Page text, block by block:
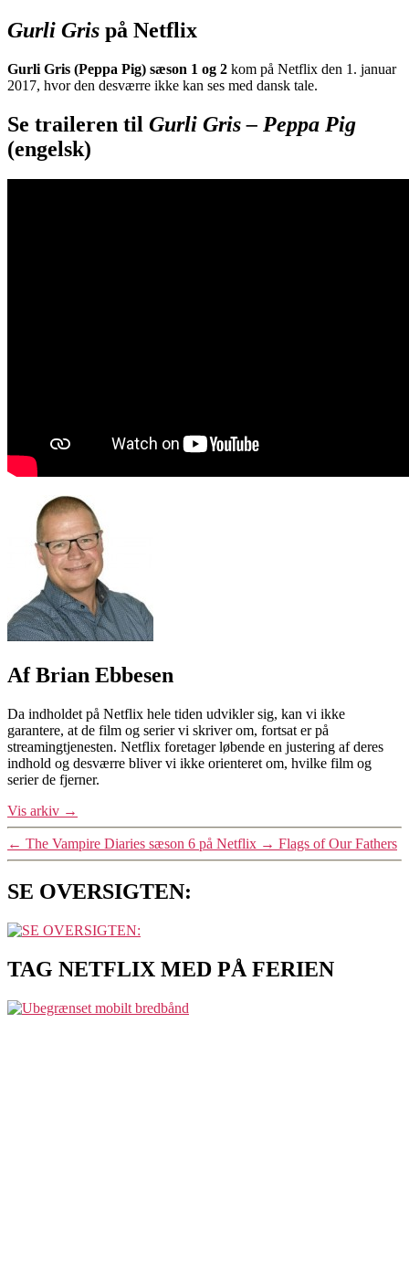
Gurli Gris på Netflix
Gurli Gris (Peppa Pig) sæson 1 og 2 kom på Netflix den 1. januar
2017, hvor den desværre ikke kan ses med dansk tale.
Se traileren til Gurli Gris – Peppa Pig
(engelsk)
Af Brian Ebbesen
Da indholdet på Netflix hele tiden udvikler sig, kan vi ikke
garantere, at de film og serier vi skriver om, fortsat er på
streamingtjenesten. Netflix foretager løbende en justering af deres
indhold og desværre bliver vi ikke orienteret om, hvilke film og
serier de fjerner.
Vis arkiv →
← The Vampire Diaries sæson 6 på Netflix → Flags of Our Fathers
SE OVERSIGTEN:
TAG NETFLIX MED PÅ FERIEN